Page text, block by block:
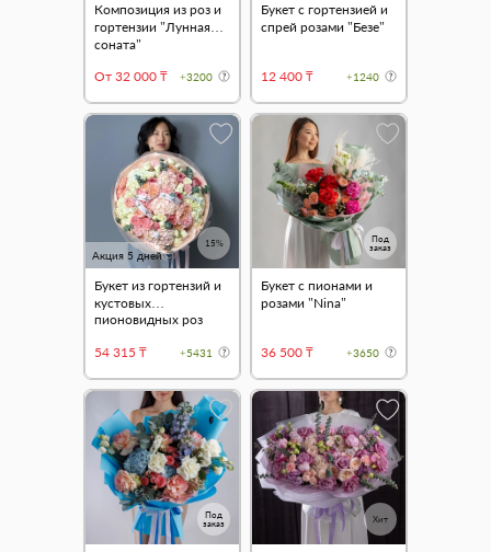
Композиция из роз и
гортензии "Лунная
соната"
От 32 000 ₸
+3200
Букет с гортензией и
спрей розами "Безе"
12 400 ₸ +1240
Акция 5 дней
15%
Букет из гортензий и
кустовых
пионовидных роз
54 315 ₸
+5431
Под
заказ
Букет с пионами и
розами "Nina"
36 500 ₸ +3650
Под
заказ
Хит